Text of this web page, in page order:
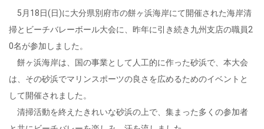
5月18日(日)に大分県別府市の餅ヶ浜海岸にて開催された海岸清
掃とビーチバレーボール大会に、昨年に引き続き九州支店の職員2
0名が参加しました。
餅ヶ浜海岸は、国の事業として人工的に作った砂浜で、本大会
は、その砂浜でマリンスポーツの良さを広めるためのイベントと
して開催されました。
清掃活動を終えたきれいな砂浜の上で、集まった多くの参加者